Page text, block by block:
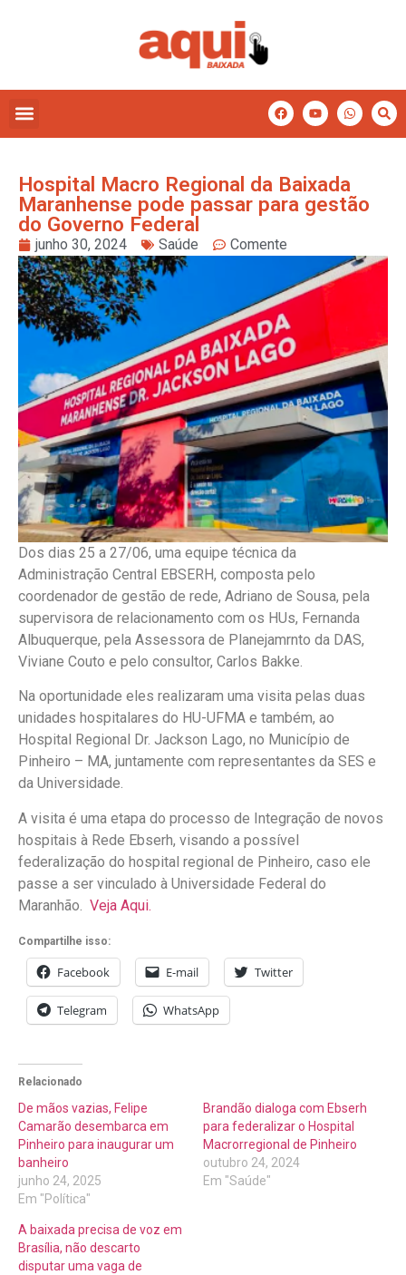
Hospital Macro Regional da Baixada
Maranhense pode passar para gestão
do Governo Federal
junho 30, 2024 Saúde Comente
Dos dias 25 a 27/06, uma equipe técnica da
Administração Central EBSERH, composta pelo
coordenador de gestão de rede, Adriano de Sousa, pela
supervisora de relacionamento com os HUs, Fernanda
Albuquerque, pela Assessora de Planejamrnto da DAS,
Viviane Couto e pelo consultor, Carlos Bakke.
Na oportunidade eles realizaram uma visita pelas duas
unidades hospitalares do HU-UFMA e também, ao
Hospital Regional Dr. Jackson Lago, no Município de
Pinheiro – MA, juntamente com representantes da SES e
da Universidade.
A visita é uma etapa do processo de Integração de novos
hospitais à Rede Ebserh, visando a possível
federalização do hospital regional de Pinheiro, caso ele
passe a ser vinculado à Universidade Federal do
Maranhão. Veja Aqui.
Compartilhe isso:
Facebook E-mail Twitter
Telegram WhatsApp
Relacionado
De mãos vazias, Felipe
Camarão desembarca em
Pinheiro para inaugurar um
banheiro
junho 24, 2025
Em "Política"
Brandão dialoga com Ebserh
para federalizar o Hospital
Macrorregional de Pinheiro
outubro 24, 2024
Em "Saúde"
A baixada precisa de voz em
Brasília, não descarto
disputar uma vaga de